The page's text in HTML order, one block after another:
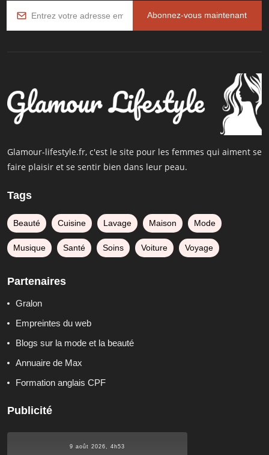
Abonnez-vous maintenant
Glamour-lifestyle.fr, c'est le site pour les femmes qui aiment se
faire plaisir et se sentir bien dans leur peau.
Tags
Beauté Cuisine Lavage Maison Mode
Musique Santé Soins Voiture Voyage
Partenaires
Gralon
Empreintes du web
Blogs sur la mode et la beauté
Annuaire de Max
Formation anglais CPF
Publicité
9 août 2026, 4h53